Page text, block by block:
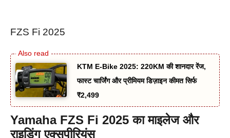
FZS Fi 2025
KTM E-Bike 2025: 220KM की शानदार रेंज,
फास्ट चार्जिंग और प्रीमियम डिज़ाइन कीमत सिर्फ
₹2,499
Yamaha FZS Fi 2025 का माइलेज और
राइडिंग एक्सपीरियंस